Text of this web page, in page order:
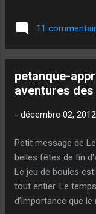
11
petanque-
aventures
- décembre 02, 2012
Petit message de
belles fêtes de fin
Le jeu de boules
tout entier. Le
d’importance que